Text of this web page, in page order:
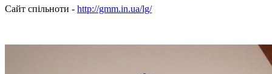
Сайт спільноти - http://gmm.in.ua/lg/